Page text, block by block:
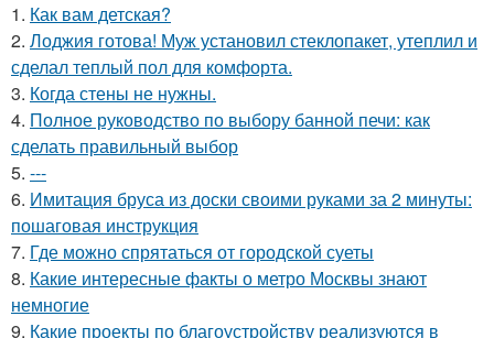
1. Как вам детская?
2. Лоджия готова! Муж установил стеклопакет, утеплил и
сделал теплый пол для комфорта.
3. Когда стены не нужны.
4. Полное руководство по выбору банной печи: как
сделать правильный выбор
5. ---
6. Имитация бруса из доски своими руками за 2 минуты:
пошаговая инструкция
7. Где можно спрятаться от городской суеты
8. Какие интересные факты о метро Москвы знают
немногие
9. Какие проекты по благоустройству реализуются в